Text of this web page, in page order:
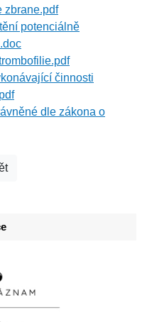
zbrane.pdf
potenciálně
činnosti
dle zákona o